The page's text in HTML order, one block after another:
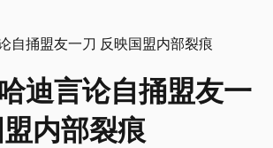
迪言论自捅盟友一
内部裂痕